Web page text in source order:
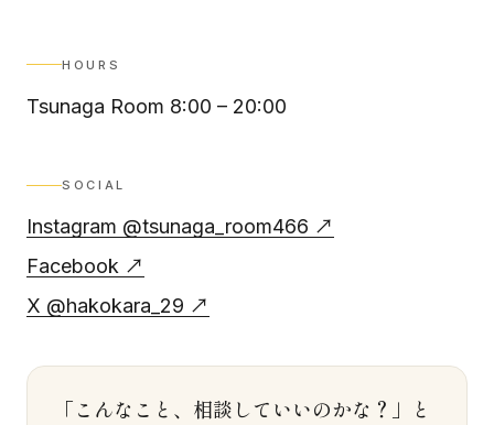
HOURS
Tsunaga Room 8:00 – 20:00
SOCIAL
Instagram @tsunaga_room466 ↗
Facebook ↗
X @hakokara_29 ↗
「こんなこと、相談していいのかな？」と